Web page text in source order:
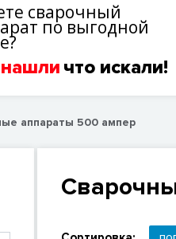
сварочный
по выгодной
что искали!
аппараты 500 ампер